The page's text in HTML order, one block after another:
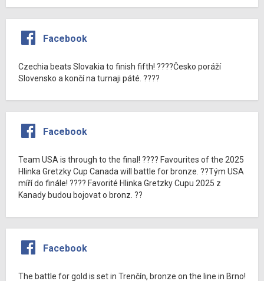
Facebook
Czechia beats Slovakia to finish fifth! ????Česko poráží
Slovensko a končí na turnaji páté. ????
Facebook
Team USA is through to the final! ???? Favourites of the 2025
Hlinka Gretzky Cup Canada will battle for bronze. ??Tým USA
míří do finále! ???? Favorité Hlinka Gretzky Cupu 2025 z
Kanady budou bojovat o bronz. ??
Facebook
The battle for gold is set in Trenčín, bronze on the line in Brno!